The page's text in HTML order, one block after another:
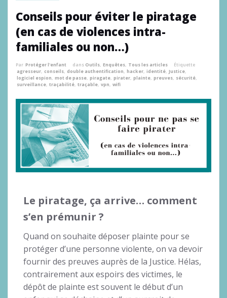
Conseils pour éviter le piratage
(en cas de violences intra-
familiales ou non…)
Par Protéger l'enfant dans Outils, Enquêtes, Tous les articles
Étiquette
agresseur, conseils, double authentification, hacker, identité, Justice,
logiciel espion, mot de passe, piragate, pirater, plainte, preuves, sécurité,
surveillance, traçabilité, traçable, vpn, wifi
Le piratage, ça arrive… comment
s’en prémunir ?
Quand on souhaite déposer plainte pour se
protéger d’une personne violente, on va devoir
fournir des preuves auprès de la Justice. Hélas,
contrairement aux espoirs des victimes, le
dépôt de plainte est souvent le début d’un